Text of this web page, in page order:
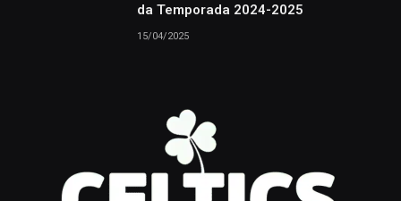
da Temporada 2024-2025
15/04/2025